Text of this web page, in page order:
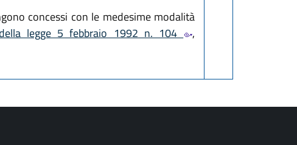
concessi con le medesime modalità
legge 5 febbraio 1992 n. 104
,